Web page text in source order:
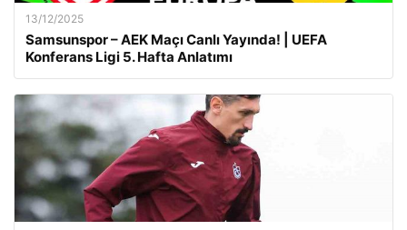
13/12/2025
Samsunspor – AEK Maçı Canlı Yayında! | UEFA
Konferans Ligi 5. Hafta Anlatımı